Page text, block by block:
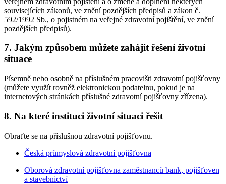
souvisejících zákonů, ve znění pozdějších předpisů a zákon č.
592/1992 Sb., o pojistném na veřejné zdravotní pojištění, ve znění
pozdějších předpisů).
7. Jakým způsobem můžete zahájit řešení životní
situace
Písemně nebo osobně na příslušném pracovišti zdravotní pojišťovny
(můžete využít rovněž elektronickou podatelnu, pokud je na
internetových stránkách příslušné zdravotní pojišťovny zřízena).
8. Na které instituci životní situaci řešit
Obraťte se na příslušnou zdravotní pojišťovnu.
Česká průmyslová zdravotní pojišťovna
Oborová zdravotní pojišťovna zaměstnanců bank, pojišťoven
a stavebnictví